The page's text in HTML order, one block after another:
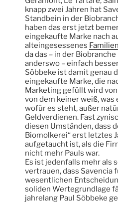
knapp zwei Jahren hat
Standbein in der
haben das erst jetzt
eingekaufte Marke nach
alteingesessenes
da das – in der
anderswo – einfach
Söbbeke ist damit genau
eingekaufte Marke, die
Marketing gefüllt wird
von dem keiner weiß, was
wofür es steht, außer
Geldverdienen. Fast
diesen Umständen, dass
Biomolkerei“ erst letztes
aufgetaucht ist, als die
nicht mehr Pauls war.
Es ist jedenfalls mehr als
vertrauen, dass Savencia
wesentlichen
soliden Wertegrundlage
jahrelang Paul Söbbeke